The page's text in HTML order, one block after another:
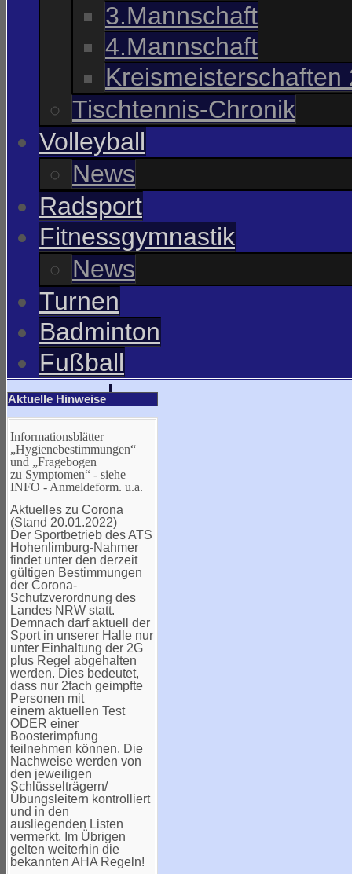
3.Mannschaft
4.Mannschaft
Kreismeisterschaften
Tischtennis-Chronik
Volleyball
News
Radsport
Fitnessgymnastik
News
Turnen
Badminton
Fußball
Aktuelle Hinweise
Informationsblätter
„Hygienebestimmungen“
und „Fragebogen
zu Symptomen“ - siehe
INFO - Anmeldeform. u.a.
Aktuelles zu Corona
(Stand 20.01.2022)
Der Sportbetrieb des ATS
Hohenlimburg-Nahmer
findet unter den derzeit
gültigen Bestimmungen
der Corona-
Schutzverordnung des
Landes NRW statt.
Demnach darf aktuell der
Sport in unserer Halle nur
unter Einhaltung der 2G
plus Regel abgehalten
werden. Dies bedeutet,
dass nur 2fach geimpfte
Personen mit
einem aktuellen Test
ODER einer
Boosterimpfung
teilnehmen können. Die
Nachweise werden von
den jeweiligen
Schlüsselträgern/
Übungsleitern kontrolliert
und in den
ausliegenden Listen
vermerkt. Im Übrigen
gelten weiterhin die
bekannten AHA Regeln!